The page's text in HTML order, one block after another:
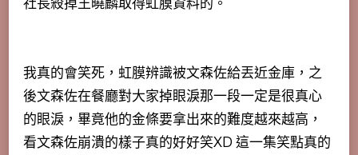
我真的會笑死，虹膜辨識被文森佐給丟近金庫，之
後文森佐在餐廳對大家掉眼淚那一段一定是很真心
的眼淚，畢竟他的金條要拿出來的難度越來越高，
看文森佐崩潰的樣子真的好好笑XD 這一集笑點真的